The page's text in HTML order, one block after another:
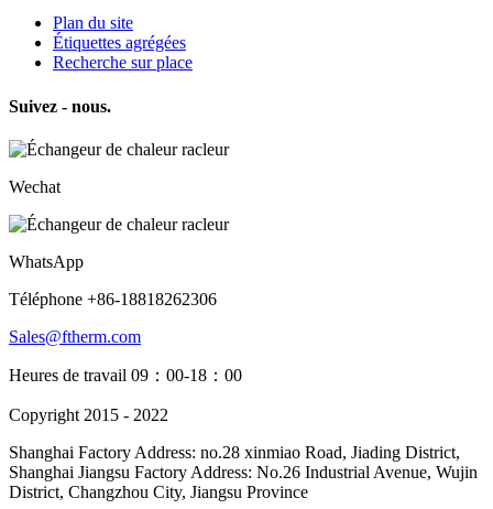
Plan du site
Étiquettes agrégées
Recherche sur place
Suivez - nous.
Wechat
WhatsApp
Téléphone +86-18818262306
Sales@ftherm.com
Heures de travail 09：00-18：00
Copyright 2015 - 2022
Shanghai Factory Address: no.28 xinmiao Road, Jiading District,
Shanghai Jiangsu Factory Address: No.26 Industrial Avenue, Wujin
District, Changzhou City, Jiangsu Province